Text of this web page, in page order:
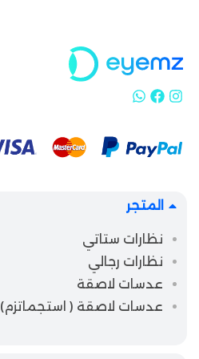
المتجر
نظارات ستاتي
نظارات رجالي
عدسات لاصقة
عدسات لاصقة ( استجماتزم)